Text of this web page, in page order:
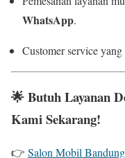
WhatsApp.
Customer service
🌟Butuh Layanan
Kami Sekarang!
👉 Salon Mobil Bandung